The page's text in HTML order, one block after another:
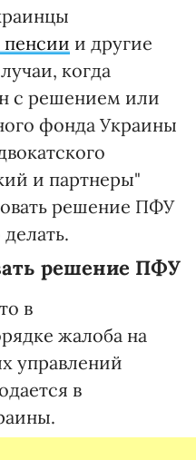
пенсии и другие
когда
с решением или
фонда Украины
и партнеры"
решение ПФУ
решение ПФУ
в
жалоба на
управлений
в